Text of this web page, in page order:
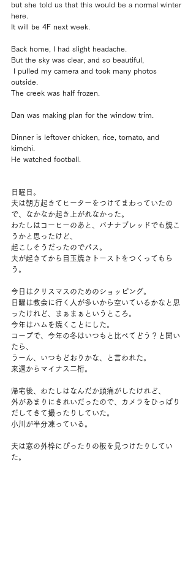
but she told us that this would be a normal winter
here.
It will be 4F next week.
Back home, I had slight headache.
But the sky was clear, and so beautiful,
outside.
The creek was half frozen.
Dan was making plan for the window trim.
Dinner is leftover chicken, rice, tomato, and
kimchi.
He watched football.
日曜日。
夫は朝方起きてヒーターをつけてまわっていたの
で、なかなか起き上がれなかった。
わたしはコーヒーのあと、バナナブレッドでも焼こ
うかと思ったけど、
起こしそうだったのでパス。
夫が起きてから目玉焼きトーストをつくってもら
う。
今日はクリスマスのためのショッピング。
日曜は教会に行く人が多いから空いているかなと思
ったけれど、まぁまぁというところ。
今年はハムを焼くことにした。
コープで、今年の冬はいつもと比べてどう？と聞い
たら、
うーん、いつもどおりかな、と言われた。
来週からマイナス二桁。
帰宅後、わたしはなんだか頭痛がしたけれど、
外があまりにきれいだったので、カメラをひっぱり
だしてきて撮ったりしていた。
小川が半分凍っている。
夫は窓の外枠にぴったりの板を見つけたりしてい
た。